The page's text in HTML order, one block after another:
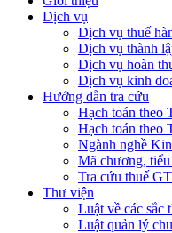
Dịch vụ
Dịch vụ thuế
Dịch vụ thành
Dịch vụ hoàn
Dịch vụ kinh
Hướng dẫn tra cứu
Hạch toán theo
Hạch toán theo
Ngành nghề
Mã chương,
Tra cứu thuế
Thư viện
Luật về các sắc
Luật quản lý